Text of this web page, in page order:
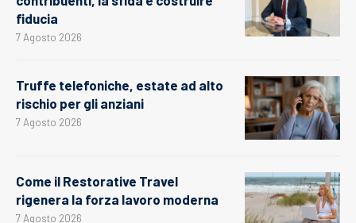
fiducia
7 Agosto 2026
Truffe telefoniche, estate ad alto
rischio per gli anziani
7 Agosto 2026
Come il Restorative Travel
rigenera la forza lavoro moderna
7 Agosto 2026